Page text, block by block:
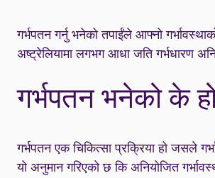
गर्भपतन गर्नु भनेको तपाईंले आफ्नो
अष्ट्रेलियामा लगभग आधा जति गर्भधारण
गर्भपतन भनेको के
गर्भपतन एक चिकित्सा प्रक्रिया हो जसले
यो अनुमान गरिएको छ कि अनियोजित